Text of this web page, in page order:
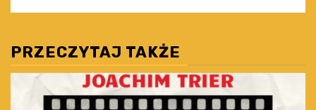
PRZECZYTAJ TAKŻE